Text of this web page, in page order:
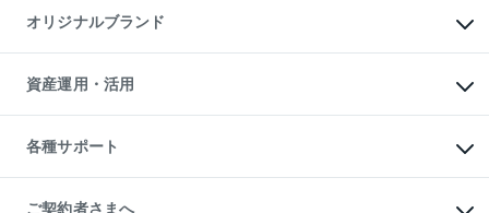
アパート経営
収益物件
ビル購入（ビル一棟）
投資用不動産の売却査定
事業用不動産の売却査定
マンションライブラリー
人気マンションランキング
暮らしに役立つ不動産メディア
不動産相場・不動産価格情報
不動産コラム・ニュース
不動産用語集
不動産なんでもネット相談室
住まいの税金
オリジナルブランド
一棟リノベーションマンション
L`GENTE（ルジェンテ）
区分リノベーションマンション
投資用一棟レジデンスWELL
不動産小口投資
LEGACIA（レガシア）
資産運用・活用
不動産M&A
アセットマネジメント・出資
各種サポート
相続サポート
ご契約者さまへ